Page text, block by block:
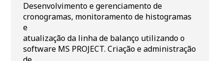
Desenvolvimento e gerenciamento de
cronogramas, monitoramento de histogramas
e
atualização da linha de balanço utilizando o
software MS PROJECT. Criação e administração